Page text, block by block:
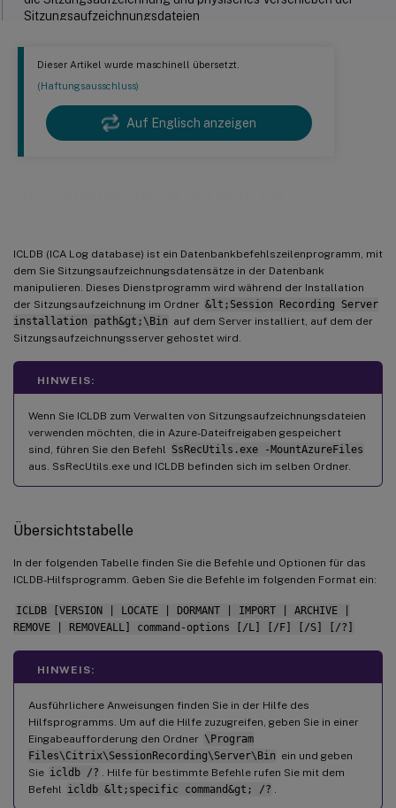
Dieser Artikel wurde maschinell übersetzt.
(Haftungsausschluss)
Auf Englisch anzeigen
ICLDB (ICA Log database) ist ein Datenbankbefehlszeilenprogramm, mit
dem Sie Sitzungsaufzeichnungsdatensätze in der Datenbank
manipulieren. Dieses Dienstprogramm wird während der Installation
der Sitzungsaufzeichnung im Ordner &lt;Session Recording Server
installation path&gt;\Bin auf dem Server installiert, auf dem der
Sitzungsaufzeichnungsserver gehostet wird.
HINWEIS:
Wenn Sie ICLDB zum Verwalten von Sitzungsaufzeichnungsdateien
verwenden möchten, die in Azure-Dateifreigaben gespeichert
sind, führen Sie den Befehl
SsRecUtils.exe -MountAzureFiles
aus. SsRecUtils.exe und ICLDB befinden sich im selben Ordner.
Übersichtstabelle
In der folgenden Tabelle finden Sie die Befehle und Optionen für das
ICLDB-Hilfsprogramm. Geben Sie die Befehle im folgenden Format ein:
ICLDB [VERSION | LOCATE | DORMANT | IMPORT | ARCHIVE |
REMOVE | REMOVEALL] command-options [/L] [/F] [/S] [/?]
HINWEIS:
Ausführlichere Anweisungen finden Sie in der Hilfe des
Hilfsprogramms. Um auf die Hilfe zuzugreifen, geben Sie in einer
Eingabeaufforderung den Ordner \Program
Files\Citrix\SessionRecording\Server\Bin ein und geben
Sie icldb /?
. Hilfe für bestimmte Befehle rufen Sie mit dem
Befehl
icldb &lt;specific command&gt; /?
Sitzungsaufzeichnungsdateien
der Datenbank für die Sitzungsaufzeichnung
Wiederherstellen von Sitzungsaufzeichnungsdateien
Sitzungsaufzeichnungsdateien unter Verwendung des
Wiederherstellungsverzeichnisses für archivierte Dateien